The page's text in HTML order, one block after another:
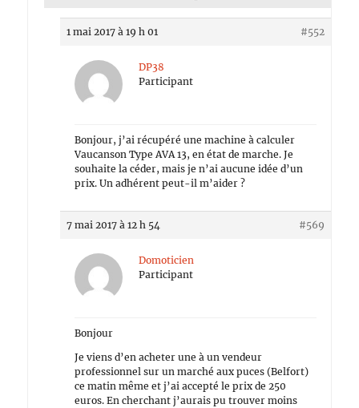
1 mai 2017 à 19 h 01 #552
DP38
Participant
Bonjour, j’ai récupéré une machine à calculer
Vaucanson Type AVA 13, en état de marche. Je
souhaite la céder, mais je n’ai aucune idée d’un
prix. Un adhérent peut-il m’aider ?
7 mai 2017 à 12 h 54 #569
Domoticien
Participant
Bonjour
Je viens d’en acheter une à un vendeur
professionnel sur un marché aux puces (Belfort)
ce matin même et j’ai accepté le prix de 250
euros. En cherchant j’aurais pu trouver moins